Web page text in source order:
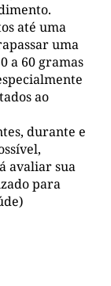
até uma
uma
a 60 gramas
ao
durante e
avaliar sua
para